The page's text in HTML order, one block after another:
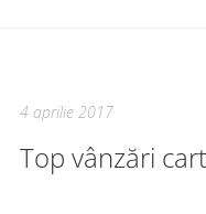
4 aprilie 2017